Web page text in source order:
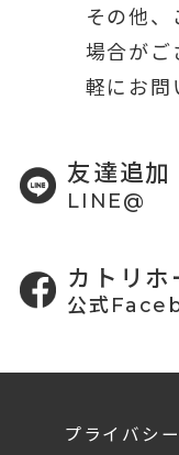
その他
場合がご
軽にお問
友達追加
LINE@
カトリホ
公式
プライバシ